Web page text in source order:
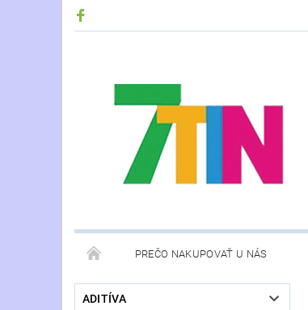
PREČO NAKUPOVAŤ U NÁS
ADITÍVA